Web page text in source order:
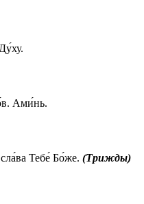
Ами́нь.
Тебе́ Бо́же. (Трижды)